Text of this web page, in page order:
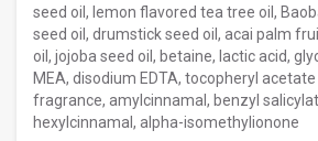
seed oil, lemon flavored tea tree oil,
seed oil, drumstick seed oil, acai palm
oil, jojoba seed oil, betaine, lactic acid,
MEA, disodium EDTA, tocopheryl acetate
fragrance, amylcinnamal, benzyl
hexylcinnamal, alpha-isomethylionone